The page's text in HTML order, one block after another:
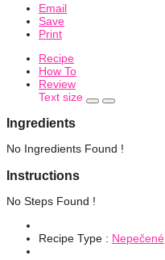
Email
Save
Print
Recipe
How To
Review
Text size
Ingredients
No Ingredients Found !
Instructions
No Steps Found !
Recipe Type : Nepečené